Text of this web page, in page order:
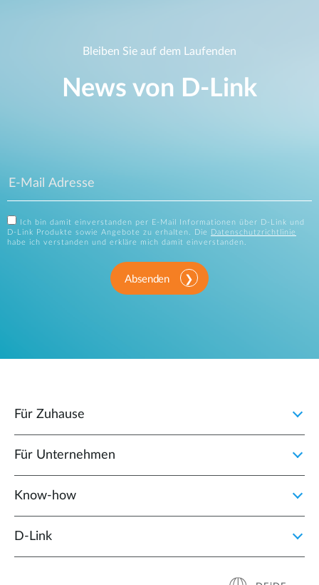
Bleiben Sie auf dem Laufenden
News von D‑Link
Ich bin damit einverstanden per E-Mail Informationen über D-Link und
D-Link Produkte sowie Angebote zu erhalten. Die
Datenschutzrichtlinie
habe ich verstanden und erkläre mich damit einverstanden.
Absenden
Für Zuhause
Für Unternehmen
Know-how
D‑Link